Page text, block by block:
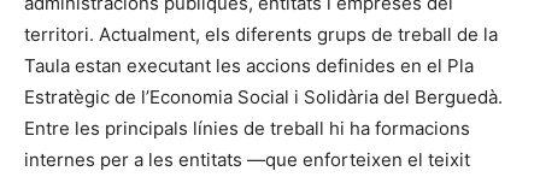
territori. Actualment, els diferents grups de treball de la
Taula estan executant les accions definides en el Pla
Estratègic de l’Economia Social i Solidària del Berguedà.
Entre les principals línies de treball hi ha formacions
internes per a les entitats —que enforteixen el teixit